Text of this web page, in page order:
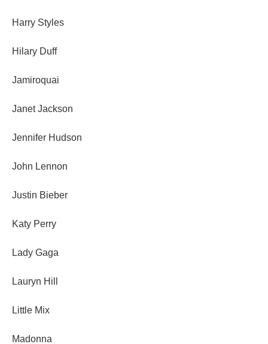
Harry Styles
Hilary Duff
Jamiroquai
Janet Jackson
Jennifer Hudson
John Lennon
Justin Bieber
Katy Perry
Lady Gaga
Lauryn Hill
Little Mix
Madonna